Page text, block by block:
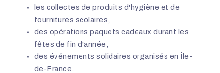
les collectes de produits d'hygiène et de
fournitures scolaires,
des opérations paquets cadeaux durant les
fêtes de fin d'année,
des événements solidaires organisés en Île-
de-France.